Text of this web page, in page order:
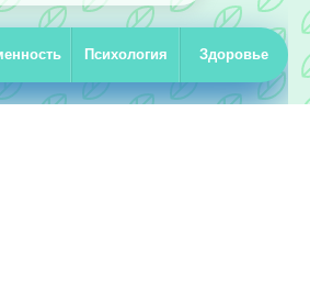
Психология Здоровье